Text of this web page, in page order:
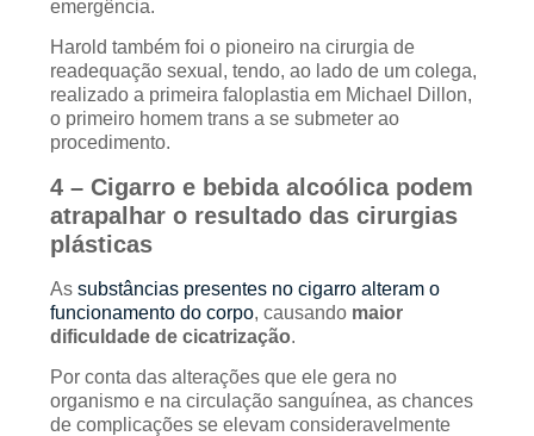
emergência.
Harold também foi o pioneiro na cirurgia de
readequação sexual, tendo, ao lado de um colega,
realizado a primeira faloplastia em Michael Dillon,
o primeiro homem trans a se submeter ao
procedimento.
4 – Cigarro e bebida alcoólica podem
atrapalhar o resultado das cirurgias
plásticas
Assubstâncias presentes no cigarro alteram o
funcionamento do corpo, causando maior
dificuldade de cicatrização.
Por conta das alterações que ele gera no
organismo e na circulação sanguínea, as chances
de complicações se elevam consideravelmente